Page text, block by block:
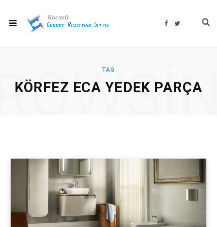
F
T
TAG
KÖRFEZ ECA YEDEK PARÇA